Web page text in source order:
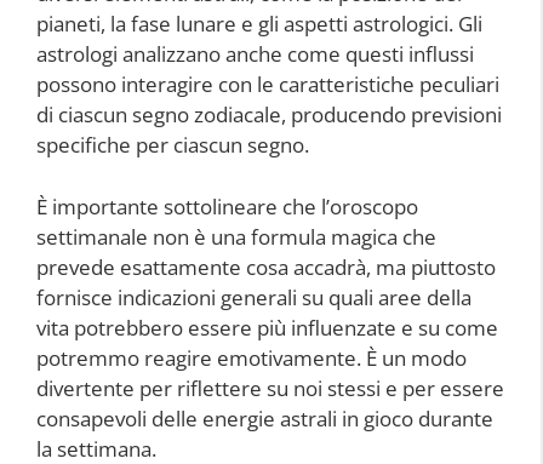
pianeti, la fase lunare e gli aspetti astrologici. Gli
astrologi analizzano anche come questi influssi
possono interagire con le caratteristiche peculiari
di ciascun segno zodiacale, producendo previsioni
specifiche per ciascun segno.
È importante sottolineare che l’oroscopo
settimanale non è una formula magica che
prevede esattamente cosa accadrà, ma piuttosto
fornisce indicazioni generali su quali aree della
vita potrebbero essere più influenzate e su come
potremmo reagire emotivamente. È un modo
divertente per riflettere su noi stessi e per essere
consapevoli delle energie astrali in gioco durante
la settimana.